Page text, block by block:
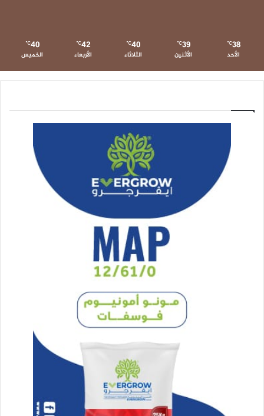
38
℃
الأحد
39
℃
الأثنين
40
℃
الثلاثاء
42
℃
الأربعاء
40
℃
الخميس